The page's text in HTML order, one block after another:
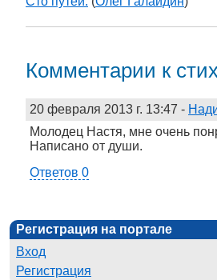
Комментарии к
20 февраля 2013 г. 13:47 -
Молодец Настя, мне очень
Написано от души.
Ответов 0
Регистрация на портале
Вход
Регистрация